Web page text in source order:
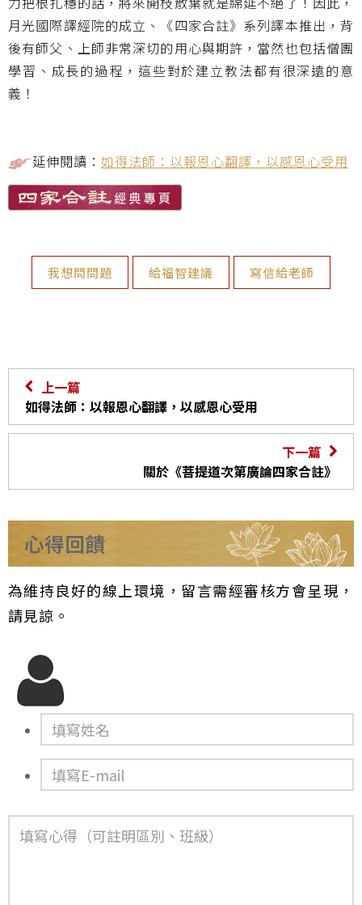
月光國際譯經院的成立、《四家合註》系列譯本推出，背
後有師父、上師非常深切的用心與期許，當然也包括僧團
學習、成長的過程，這些對於建立教法都有很深遠的意
義！
延伸閱讀： 如得法師：以報恩心翻譯，以感恩心受用
我想問問題 給福智建議 寫信給老師
上一篇
如得法師：以報恩心翻譯，以感恩心受用
下一篇
關於《菩提道次第廣論四家合註》
心得回饋
為維持良好的線上環境，留言需經審核方會呈現，
請見諒。